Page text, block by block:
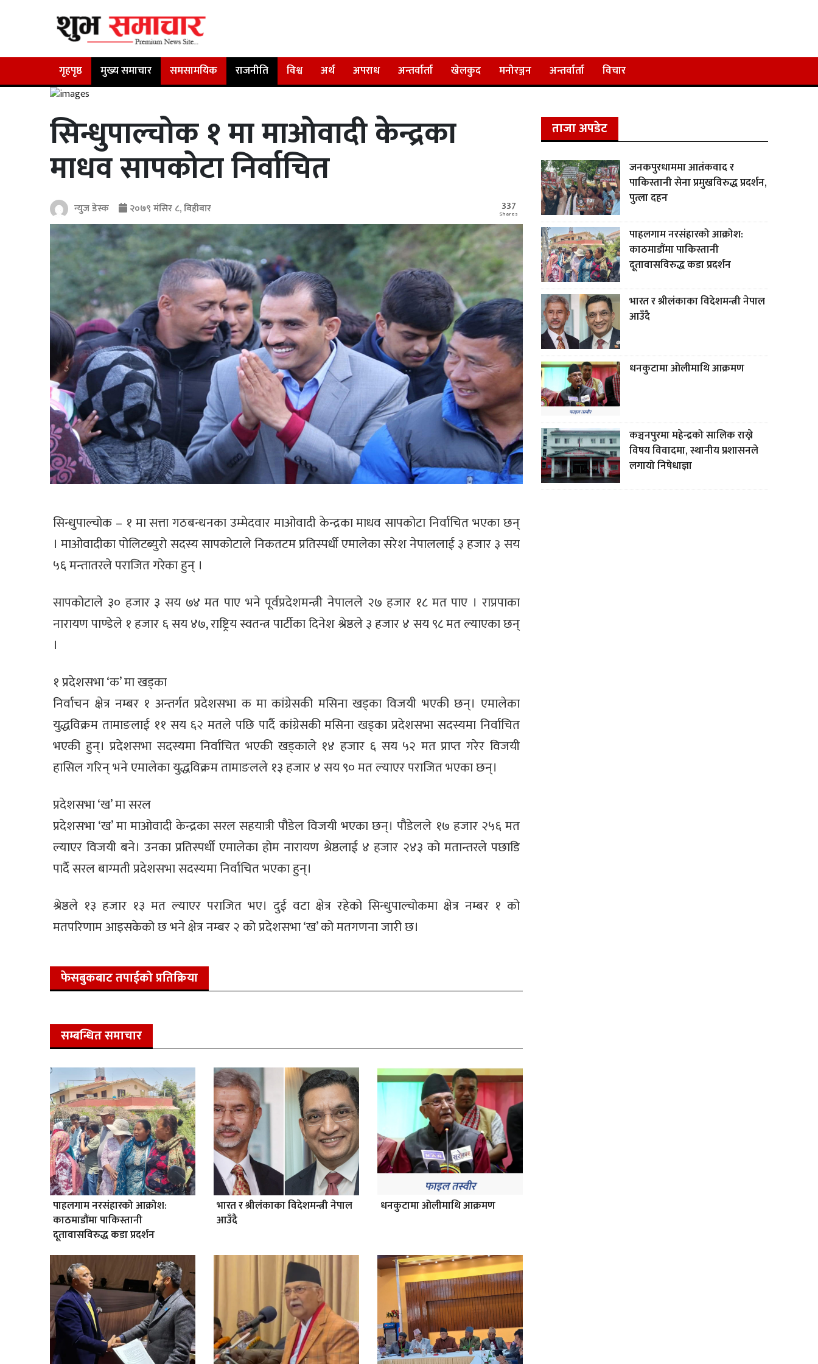
गृहपृष्ठ मुख्य समाचार समसामयिक राजनीति विश्व अर्थ अपराध अन्तर्वार्ता खेलकुद मनोरञ्जन अन्तर्वार्ता विचार
सिन्धुपाल्चोक १ मा माओवादी केन्द्रका
माधव सापकोटा निर्वाचित
न्युज डेस्क २०७९ मंसिर ८, बिहीबार 337
Shares
सिन्धुपाल्चोक – १ मा सत्ता गठबन्धनका उम्मेदवार माओवादी केन्द्रका माधव सापकोटा निर्वाचित भएका छन्
। माओवादीका पोलिटब्युरो सदस्य सापकोटाले निकतटम प्रतिस्पर्धी एमालेका सरेश नेपाललाई ३ हजार ३ सय
५६ मन्तातरले पराजित गरेका हुन् ।
सापकोटाले ३० हजार ३ सय ७४ मत पाए भने पूर्वप्रदेशमन्त्री नेपालले २७ हजार १८ मत पाए । राप्रपाका
नारायण पाण्डेले १ हजार ६ सय ४७, राष्ट्रिय स्वतन्त्र पार्टीका दिनेश श्रेष्ठले ३ हजार ४ सय ९८ मत ल्याएका छन्
।
१ प्रदेशसभा ‘क’ मा खड्का
निर्वाचन क्षेत्र नम्बर १ अन्तर्गत प्रदेशसभा क मा कांग्रेसकी मसिना खड्का विजयी भएकी छन्। एमालेका
युद्धविक्रम तामाङलाई ११ सय ६२ मतले पछि पार्दै कांग्रेसकी मसिना खड्का प्रदेशसभा सदस्यमा निर्वाचित
भएकी हुन्। प्रदेशसभा सदस्यमा निर्वाचित भएकी खड्काले १४ हजार ६ सय ५२ मत प्राप्त गरेर विजयी
हासिल गरिन् भने एमालेका युद्धविक्रम तामाङलले १३ हजार ४ सय ९० मत ल्याएर पराजित भएका छन्।
प्रदेशसभा ‘ख’ मा सरल
प्रदेशसभा ‘ख’ मा माओवादी केन्द्रका सरल सहयात्री पौडेल विजयी भएका छन्। पौडेलले १७ हजार २५६ मत
ल्याएर विजयी बने। उनका प्रतिस्पर्धी एमालेका होम नारायण श्रेष्ठलाई ४ हजार २४३ को मतान्तरले पछाडि
पार्दै सरल बाग्मती प्रदेशसभा सदस्यमा निर्वाचित भएका हुन्।
श्रेष्ठले १३ हजार १३ मत ल्याएर पराजित भए। दुई वटा क्षेत्र रहेको सिन्धुपाल्चोकमा क्षेत्र नम्बर १ को
मतपरिणाम आइसकेको छ भने क्षेत्र नम्बर २ को प्रदेशसभा ‘ख’ को मतगणना जारी छ।
फेसबुकबाट तपाईको प्रतिक्रिया
सम्बन्धित समाचार
पाहलगाम नरसंहारको आक्रोश:
काठमाडौंमा पाकिस्तानी
दूतावासविरुद्ध कडा प्रदर्शन
भारत र श्रीलंकाका विदेशमन्त्री नेपाल
आउँदै
धनकुटामा ओलीमाथि आक्रमण
ताजा अपडेट
जनकपुरधाममा आतंकवाद र
पाकिस्तानी सेना प्रमुखविरुद्ध प्रदर्शन,
पुत्ला दहन
पाहलगाम नरसंहारको आक्रोश:
काठमाडौंमा पाकिस्तानी
दूतावासविरुद्ध कडा प्रदर्शन
भारत र श्रीलंकाका विदेशमन्त्री नेपाल
आउँदै
धनकुटामा ओलीमाथि आक्रमण
कञ्चनपुरमा महेन्द्रको सालिक राख्ने
विषय विवादमा, स्थानीय प्रशासनले
लगायो निषेधाज्ञा